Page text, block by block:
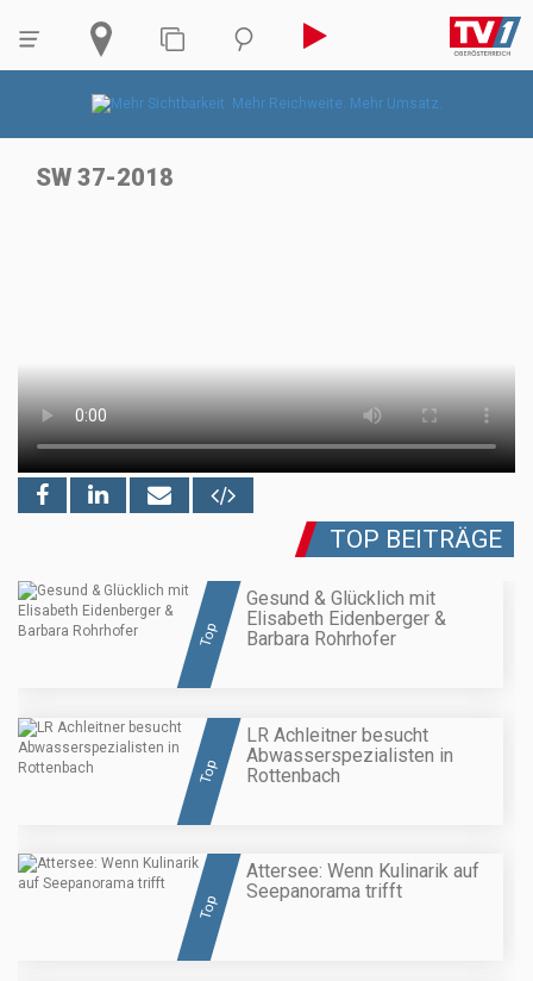
SW 37-2018
TOP BEITRÄGE
Top
Gesund & Glücklich mit
Elisabeth Eidenberger &
Barbara Rohrhofer
Top
LR Achleitner besucht
Abwasserspezialisten in
Rottenbach
Top
Attersee: Wenn Kulinarik auf
Seepanorama trifft